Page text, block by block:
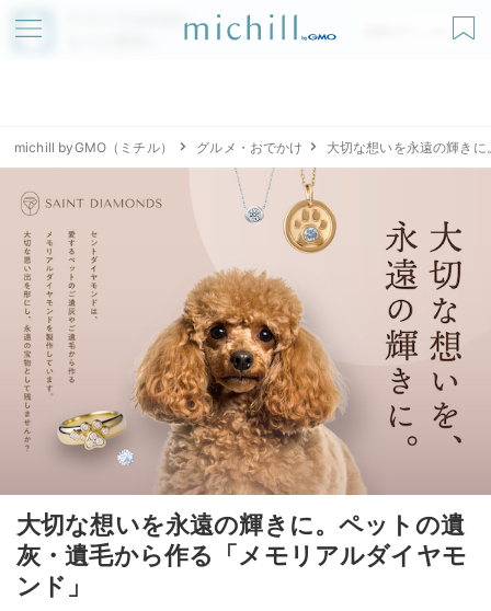
アプリでmichillが
無料ダウンロード
michill byGMO（ミチル） グルメ・おでかけ 大切な想いを永遠の輝き
大切な想いを永遠の輝きに。ペットの遺
灰・遺毛から作る「メモリアルダイヤモ
ンド」